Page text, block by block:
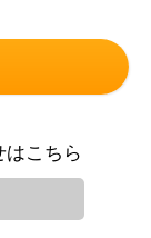
はこちら